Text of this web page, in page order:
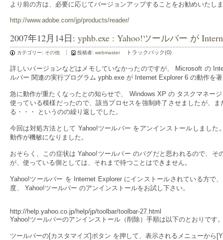
より前の方は、必要に応じてバージョンアップすることをお勧めいたし
http://www.adobe.com/jp/products/reader/
2007年12月14日: yphb.exe : Yahoo!ツールバー が
カテゴリー: その他 投稿者: webmaster トラックバック(0)
詳しいバージョンなどはメモしていなかったのですが、 Microsoft の
ルバー 関連の実行プログラム yphb.exe が Internet Explorer 6 の動作を
急に動作が重たくなったとの知らせで、 Windows XP の タスクマネー
使っている模様だったので、該当プロセスを強制終了させましたが、
る・・・ というのの繰り返しでした。
今回は対処方法として Yahoo!ツールバー をアンインストールしまし
動作が機敏になりました。
おそらく、この症状は Yahoo!ツールバー のバグだと思われるので、
が、使っている側としては、それまで待つことはできません。
Yahoo!ツールバー を Internet Explorer にインストールされている方で
度、 Yahoo!ツールバー のアンインストールをお試し下さい。
http://help.yahoo.co.jp/help/jp/toolbar/toolbar-27.html
Yahoo!ツールバーのアンインストール（削除）手順は以下のとおりです
ツールバーの[カスタマイズ]ボタン を押して、表示されるメニューから